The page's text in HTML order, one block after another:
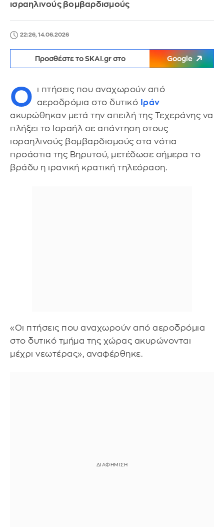
ισραηλινούς βομβαρδισμούς
22:26, 14.06.2026
Προσθέστε το SKAI.gr στο Google
Ο
ι πτήσεις που αναχωρούν από
αεροδρόμια στο δυτικό Ιράν
ακυρώθηκαν μετά την απειλή της Τεχεράνης να
πλήξει το Ισραήλ σε απάντηση στους
ισραηλινούς βομβαρδισμούς στα νότια
προάστια της Βηρυτού, μετέδωσε σήμερα το
βράδυ η ιρανική κρατική τηλεόραση.
«Οι πτήσεις που αναχωρούν από αεροδρόμια
στο δυτικό τμήμα της χώρας ακυρώνονται
μέχρι νεωτέρας», αναφέρθηκε.